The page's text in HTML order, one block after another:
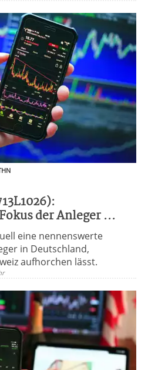
der Anleger ...
eine nennenswerte
in Deutschland,
aufhorchen lässt.